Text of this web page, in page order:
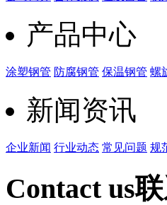
产品中心
涂塑钢管 防腐钢管 保温钢管 螺
新闻资讯
企业新闻 行业动态 常见问题 规
Contact us